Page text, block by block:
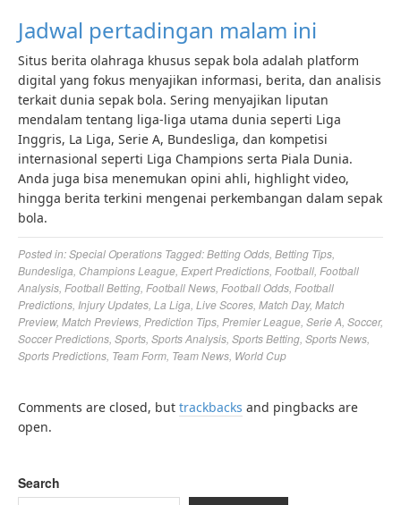
Jadwal pertadingan malam ini
Situs berita olahraga khusus sepak bola adalah platform
digital yang fokus menyajikan informasi, berita, dan analisis
terkait dunia sepak bola. Sering menyajikan liputan
mendalam tentang liga-liga utama dunia seperti Liga
Inggris, La Liga, Serie A, Bundesliga, dan kompetisi
internasional seperti Liga Champions serta Piala Dunia.
Anda juga bisa menemukan opini ahli, highlight video,
hingga berita terkini mengenai perkembangan dalam sepak
bola.
Posted in:Special Operations Tagged:Betting Odds Betting Tips
Bundesliga Champions League Expert Predictions Football Football
Analysis Football Betting Football News Football Odds Football
Predictions Injury Updates La Liga Live Scores Match Day, Match
Preview, Match Previews Prediction Tips Premier League Serie A Soccer,
Soccer Predictions Sports Sports Analysis Sports Betting Sports News
Sports Predictions Team Form Team News World Cup
Comments are closed, but trackbacks and pingbacks are
open.
Search